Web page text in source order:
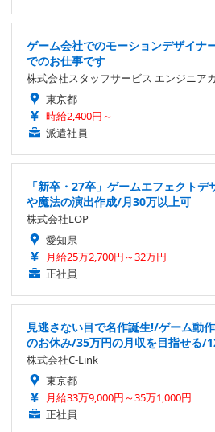
ゲーム会社でのモーションデザイナ
でのお仕事です
株式会社スタッフサービス エンジニア
東京都
時給2,400円～
派遣社員
「新卒・27卒」ゲームエフェクト
や魔法の演出作成/月30万以上可
株式会社LOP
愛知県
月給25万2,700円～32万円
正社員
見逃さない目で名作誕生!/ゲーム動
のお休み/35万円の月収を目指せる/
株式会社C-Link
東京都
月給33万9,000円～35万1,000円
正社員